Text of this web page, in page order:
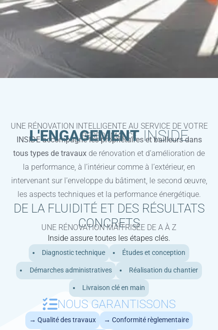
L'ENGAGEMENT INSIDE
UNE RÉNOVATION INTELLIGENTE AU SERVICE DE VOTRE
PERFORMANCE
INSIDE accompagne les propriétaires et bailleurs dans
tous types de travaux de rénovation et d’amélioration de
la performance, à l’intérieur comme à l’extérieur, en
intervenant sur l’enveloppe du bâtiment, le second œuvre,
les aspects techniques et la performance énergétique.
DE LA FLUIDITÉ ET DES RÉSULTATS
CONCRETS
UNE RÉNOVATION MAÎTRISÉE DE A À Z
Inside assure toutes les étapes clés.
Diagnostic technique Études et conception
Démarches administratives Réalisation du chantier
Livraison clé en main
NOUS GARANTISSONS
Qualité des travaux Conformité règlementaire